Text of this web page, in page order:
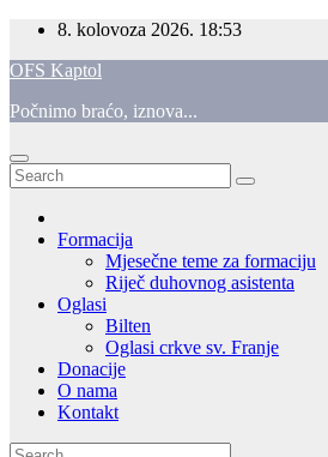
Skip
content
8. kolovoza 2026. 18:53
OFS Kaptol
Počnimo braćo, iznova...
Formacija
Mjesečne teme za formaciju
Riječ duhovnog asistenta
Oglasi
Bilten
Oglasi crkve sv. Franje
Donacije
O nama
Kontakt